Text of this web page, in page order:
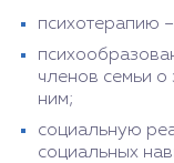
психотерапию
членов семьи
ним;
социальную
социальных